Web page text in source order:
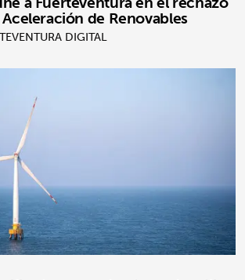
de Renovables
DIGITAL